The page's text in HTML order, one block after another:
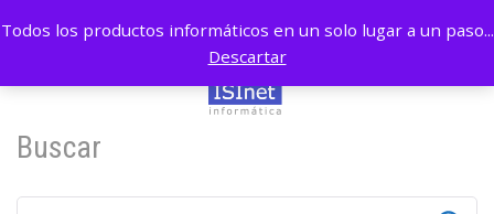
Buscar
Todos los productos informáticos en un solo lugar a un paso...
Descartar